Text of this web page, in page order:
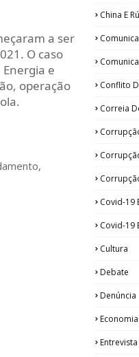
a ser
O caso
e
operação
China E
Conflito
Correia
Covid-19
Covid-19
Cultura
Debate
Denúncia
Economia
Entrevista